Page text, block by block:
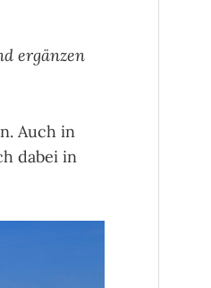
ergänzen
Auch in
dabei in